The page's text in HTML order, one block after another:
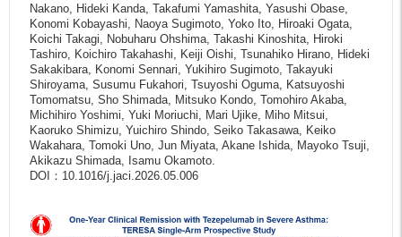
Nakano, Hideki Kanda, Takafumi Yamashita, Yasushi Obase,
Konomi Kobayashi, Naoya Sugimoto, Yoko Ito, Hiroaki Ogata,
Koichi Takagi, Nobuharu Ohshima, Takashi Kinoshita, Hiroki
Tashiro, Koichiro Takahashi, Keiji Oishi, Tsunahiko Hirano, Hideki
Sakakibara, Konomi Sennari, Yukihiro Sugimoto, Takayuki
Shiroyama, Susumu Fukahori, Tsuyoshi Oguma, Katsuyoshi
Tomomatsu, Sho Shimada, Mitsuko Kondo, Tomohiro Akaba,
Michihiro Yoshimi, Yuki Moriuchi, Mari Ujike, Miho Mitsui,
Kaoruko Shimizu, Yuichiro Shindo, Seiko Takasawa, Keiko
Wakahara, Tomoki Uno, Jun Miyata, Akane Ishida, Mayoko Tsuji,
Akikazu Shimada, Isamu Okamoto.
DOI：10.1016/j.jaci.2026.05.006